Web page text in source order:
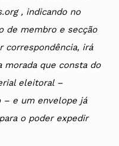
, indicando no
de membro e secção
correspondência, irá
morada que consta do
eleitoral –
e um envelope já
o poder expedir